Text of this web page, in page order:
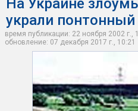
На Украине
украли
время публикации: 22 ноября 2002 г.,
обновление: 07 декабря 2017 г., 10:21